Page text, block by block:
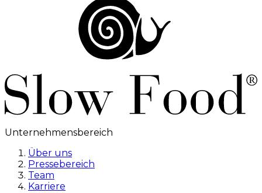
Unternehmensbereich
Über uns
Pressebereich
Team
Karriere